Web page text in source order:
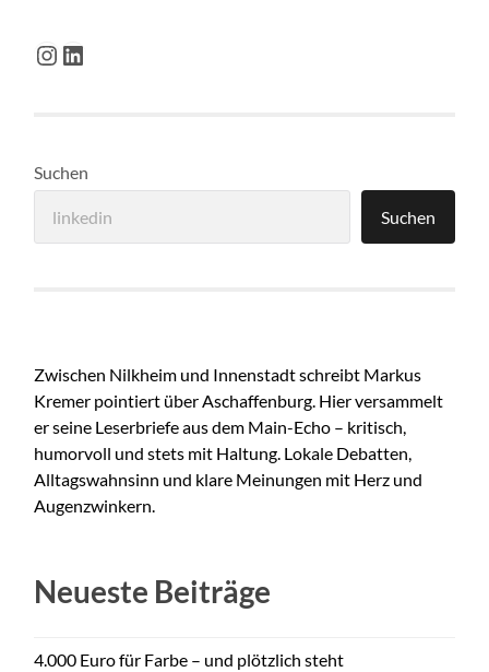
Instagram
LinkedIn
Suchen
Suchen
Zwischen Nilkheim und Innenstadt schreibt Markus
Kremer pointiert über Aschaffenburg. Hier versammelt
er seine Leserbriefe aus dem Main-Echo – kritisch,
humorvoll und stets mit Haltung. Lokale Debatten,
Alltagswahnsinn und klare Meinungen mit Herz und
Augenzwinkern.
Neueste Beiträge
4.000 Euro für Farbe – und plötzlich steht